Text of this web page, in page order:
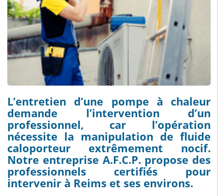
L’entretien d’une pompe à chaleur
demande l’intervention d’un
professionnel, car l’opération
nécessite la manipulation de fluide
caloporteur extrêmement nocif.
Notre entreprise A.F.C.P. propose des
professionnels certifiés pour
intervenir à Reims et ses environs.